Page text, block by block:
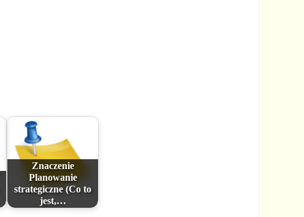
Znaczenie
Planowanie
strategiczne (Co to
jest,…